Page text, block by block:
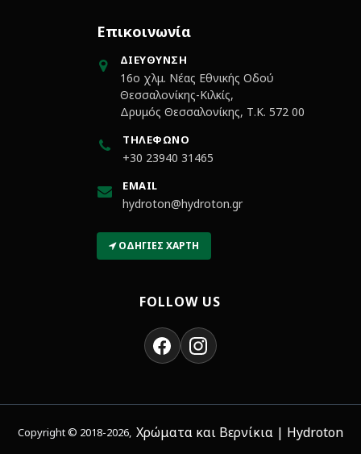
Επικοινωνία
ΔΙΕΎΘΥΝΣΗ
16ο χλμ. Νέας Εθνικής Οδού
Θεσσαλονίκης-Κιλκίς,
Δρυμός Θεσσαλονίκης, Τ.Κ. 572 00
ΤΗΛΈΦΩΝΟ
+30 23940 31465
EMAIL
hydroton@hydroton.gr
ΟΔΗΓΊΕΣ ΧΆΡΤΗ
FOLLOW US
Copyright © 2018-2026, Χρώματα και Βερνίκια | Hydroton